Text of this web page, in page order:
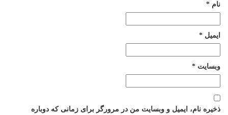
نام *
ایمیل *
وبسایت *
ذخیره نام، ایمیل و وبسایت من در مرورگر برای زمانی که دوباره